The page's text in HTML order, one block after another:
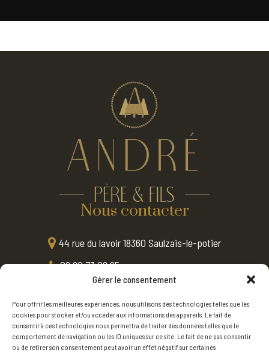
Gérer le consentement
Pour offrir les meilleures expériences, nous utilisons des technologies telles que les
cookies pour stocker et/ou accéder aux informations des appareils. Le fait de
consentir à ces technologies nous permettra de traiter des données telles que le
comportement de navigation ou les ID uniques sur ce site. Le fait de ne pas consentir
ou de retirer son consentement peut avoir un effet négatif sur certaines
Nous contacter
44 rue du lavoir 18360 Saulzais-le-potier
06 80 73 08 65
contact@menuiserie-andre.fr
Nos services
Menuiserie